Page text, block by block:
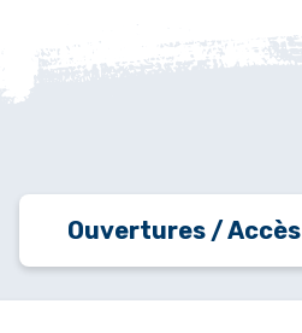
Ouvertures / Accès